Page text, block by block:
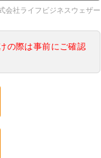
会社ライフビジネスウェザー
の際は事前にご確認